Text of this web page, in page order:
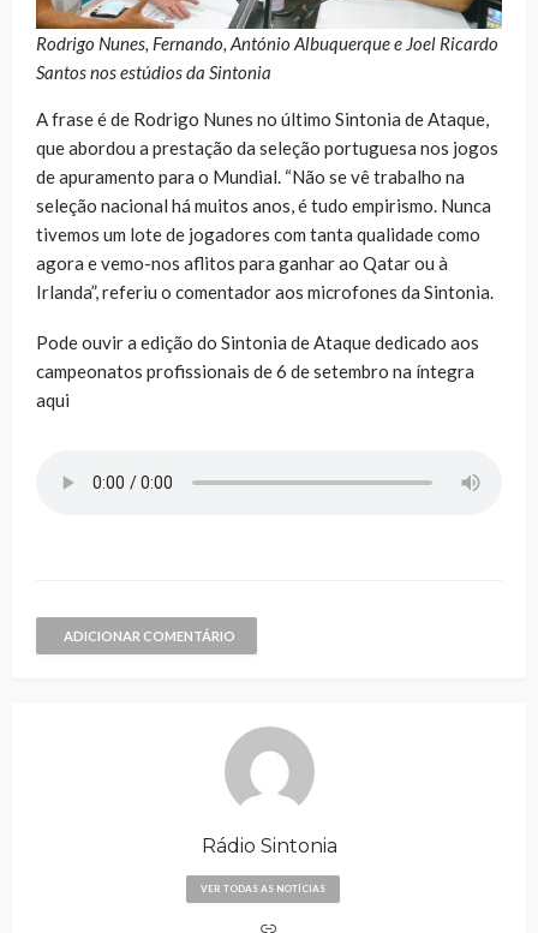
Rodrigo Nunes, Fernando, António Albuquerque e Joel Ricardo
Santos nos estúdios da Sintonia
A frase é de Rodrigo Nunes no último Sintonia de Ataque,
que abordou a prestação da seleção portuguesa nos jogos
de apuramento para o Mundial. “Não se vê trabalho na
seleção nacional há muitos anos, é tudo empirismo. Nunca
tivemos um lote de jogadores com tanta qualidade como
agora e vemo-nos aflitos para ganhar ao Qatar ou à
Irlanda”, referiu o comentador aos microfones da Sintonia.
Pode ouvir a edição do Sintonia de Ataque dedicado aos
campeonatos profissionais de 6 de setembro na íntegra
aqui
ADICIONAR COMENTÁRIO
Rádio Sintonia
VER TODAS AS NOTÍCIAS